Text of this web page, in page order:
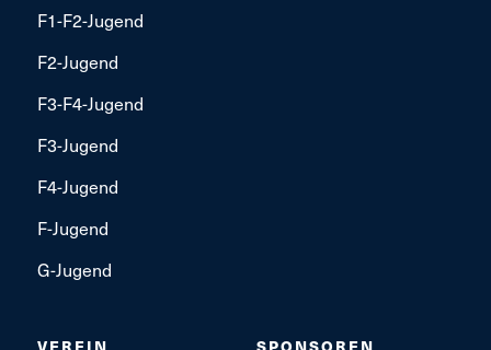
F1-F2-Jugend
F2-Jugend
F3-F4-Jugend
F3-Jugend
F4-Jugend
F-Jugend
G-Jugend